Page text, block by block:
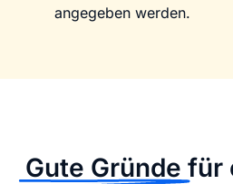
angegeben werden.
Gute Gründe für